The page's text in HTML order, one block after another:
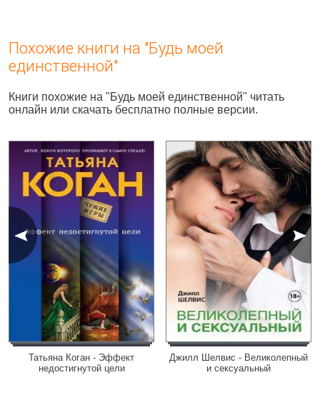
Похожие книги на "Будь моей
единственной"
Книги похожие на "Будь моей единственной" читать
онлайн или скачать бесплатно полные версии.
Татьяна Коган - Эффект
недостигнутой цели
Джилл Шелвис - Великолепный
и сексуальный